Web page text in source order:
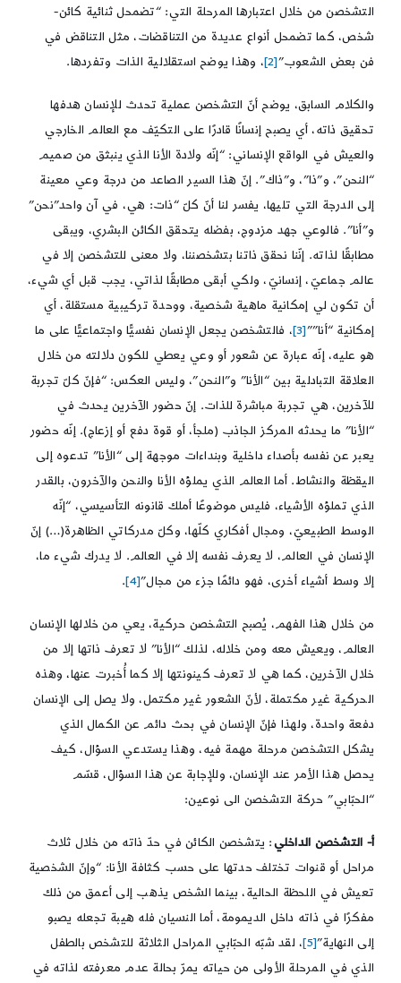
التشخصن من خلال اعتبارها المرحلة التي: “تضمحل ثنائية كائن-
شخص، كما تضمحل أنواع عديدة من التناقضات، مثل التناقض في
فن بعض الشعوب”[2] ، وهذا يوضح استقلالية الذات وتفردها.
والكلام السابق، يوضح أنّ التشخصن عملية تحدث للإنسان هدفها
تحقيق ذاته، أي يصبح إنسانًا قادرًا على التكيّف مع العالم الخارجي
والعيش في الواقع الإنساني: “إنّه ولادة الأنا الذي ينبثق من صميم
“النحن”، و”ذا”، و”ذاك”. إنّ هذا السير الصاعد من درجة وعي معينة
إلى الدرجة التي تليها، يفسر لنا أنّ كلّ “ذات: هي، في آن واحد”نحن”
و”أنا”. فالوعي جهد مزدوج، بفضله يتحقق الكائن البشري، ويبقى
مطابقًا لذاته. إنّنا نحقق ذاتنا بتشخصننا، ولا معنى للتشخصن إلا في
عالم جماعيّ، إنسانيّ، ولكي أبقى مطابقًا لذاتي، يجب قبل أي شيء،
أن تكون لي إمكانية ماهية شخصية، ووحدة تركيبية مستقلة، أي
إمكانية “أنا””[3]
، فالتشخصن يجعل الإنسان نفسيًّا واجتماعيًّا على ما
هو عليه، إنّه عبارة عن شعور أو وعي يعطي للكون دلالته من خلال
العلاقة التبادلية بين “الأنا” و”النحن”، وليس العكس: “فإنّ كلّ تجربة
للآخرين، هي تجربة مباشرة للذات. إنّ حضور الآخرين يحدث في
“الأنا” ما يحدثه المركز الجاذب (ملجأ، أو قوة دفع أو إزعاج). إنّه حضور
يعبر عن نفسه بأصداء داخلية وبنداءات موجهة إلى “الأنا” تدعوه إلى
اليقظة والنشاط. أما العالم الذي يملؤه الأنا والنحن والآخرون، بالقدر
الذي تملؤه الأشياء، فليس موضوعًا أملك قانونه التأسيسي، “إنّه
الوسط الطبيعيّ، ومجال أفكاري كلّها، وكلّ مدركاتي الظاهرة(…) إنّ
الإنسان في العالم، لا يعرف نفسه إلا في العالم. لا يدرك شيء ما،
إلا وسط أشياء أخرى، فهو دائمًا جزء من مجال”[4]
.
من خلال هذا الفهم، يُصبح التشخصن حركية، يعي من خلالها الإنسان
العالم، ويعيش معه ومن خلاله، لذلك “الأنا” لا تعرف ذاتها إلا من
خلال الآخرين، كما هي لا تعرف كينونتها إلا كما أُخبرت عنها، وهذه
الحركية غير مكتملة، لأنّ الشعور غير مكتمل، ولا يصل إلى الإنسان
دفعة واحدة، ولهذا فإنّ الإنسان في بحث دائم عن الكمال الذي
يشكل التشخصن مرحلة مهمة فيه، وهذا يستدعي السؤال، كيف
يحصل هذا الأمر عند الإنسان، وللإجابة عن هذا السؤال، قسّم
“الحبّابي” حركة التشخصن الى نوعين:
أ- التشخصن الداخلي: يتشخصن الكائن في حدّ ذاته من خلال ثلاث
مراحل أو قنوات تختلف حدتها على حسب كثافة الأنا: “وإنّ الشخصية
تعيش في اللحظة الحالية، بينما الشخص يذهب إلى أعمق من ذلك
مفكرًا في ذاته داخل الديمومة، أما النسيان فله هيبة تجعله يصبو
إلى النهاية”[5]
، لقد شبّه الحبّابي المراحل الثلاثة للتشخص بالطفل
الذي في المرحلة الأولى من حياته يمرّ بحالة عدم معرفته لذاته في